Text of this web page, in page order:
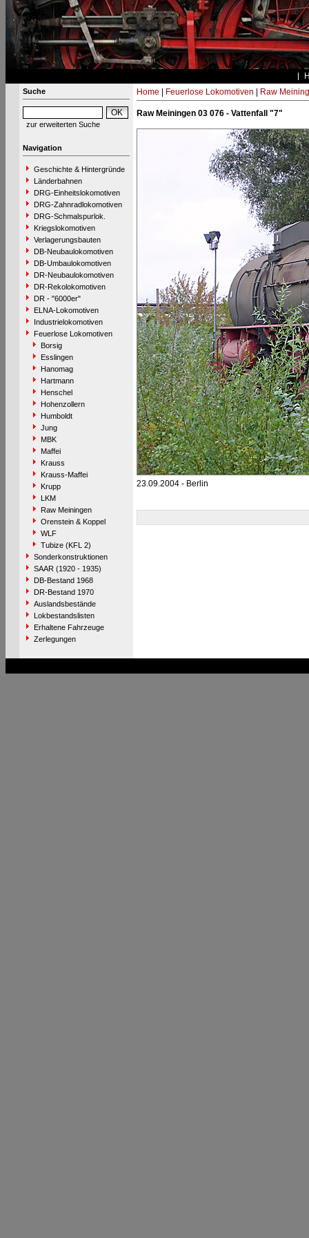
Suche
zur erweiterten Suche
Navigation
Geschichte & Hintergründe
Länderbahnen
DRG-Einheitslokomotiven
DRG-Zahnradlokomotiven
DRG-Schmalspurlok.
Kriegslokomotiven
Verlagerungsbauten
DB-Neubaulokomotiven
DB-Umbaulokomotiven
DR-Neubaulokomotiven
DR-Rekolokomotiven
DR - "6000er"
ELNA-Lokomotiven
Industrielokomotiven
Feuerlose Lokomotiven
Borsig
Esslingen
Hanomag
Hartmann
Henschel
Hohenzollern
Humboldt
Jung
MBK
Maffei
Krauss
Krauss-Maffei
Krupp
LKM
Raw Meiningen
Orenstein & Koppel
WLF
Tubize (KFL 2)
Sonderkonstruktionen
SAAR (1920 - 1935)
DB-Bestand 1968
DR-Bestand 1970
Auslandsbestände
Lokbestandslisten
Erhaltene Fahrzeuge
Zerlegungen
Home Feuerlose Lokomotiven Raw
Raw Meiningen 03 076 - Vattenfall "7"
23.09.2004 - Berlin